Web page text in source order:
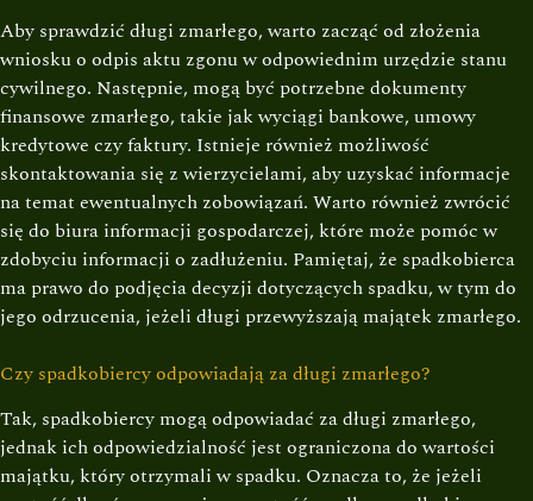
Aby sprawdzić długi zmarłego, warto zacząć od złożenia
wniosku o odpis aktu zgonu w odpowiednim urzędzie stanu
cywilnego. Następnie, mogą być potrzebne dokumenty
finansowe zmarłego, takie jak wyciągi bankowe, umowy
kredytowe czy faktury. Istnieje również możliwość
skontaktowania się z wierzycielami, aby uzyskać informacje
na temat ewentualnych zobowiązań. Warto również zwrócić
się do biura informacji gospodarczej, które może pomóc w
zdobyciu informacji o zadłużeniu. Pamiętaj, że spadkobierca
ma prawo do podjęcia decyzji dotyczących spadku, w tym do
jego odrzucenia, jeżeli długi przewyższają majątek zmarłego.
Czy spadkobiercy odpowiadają za długi zmarłego?
Tak, spadkobiercy mogą odpowiadać za długi zmarłego,
jednak ich odpowiedzialność jest ograniczona do wartości
majątku, który otrzymali w spadku. Oznacza to, że jeżeli